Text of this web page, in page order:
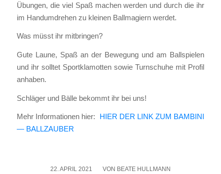
Übun­gen, die viel Spaß machen wer­den und durch die ihr
im Hand­um­dre­hen zu klei­nen Ball­ma­gi­ern wer­det.
Was müsst ihr mit­brin­gen?
Gute Lau­ne, Spaß an der Bewe­gung und am Ball­spie­len
und ihr soll­tet Sport­kla­mot­ten sowie Turn­schu­he mit Pro­fil
anha­ben.
Schlä­ger und Bäl­le bekommt ihr bei uns!
Mehr Infor­ma­tio­nen hier: HIER DER LINK ZUM BAMBINI
— BALLZAUBER
22. APRIL 2021
/ VON BEATE HULLMANN